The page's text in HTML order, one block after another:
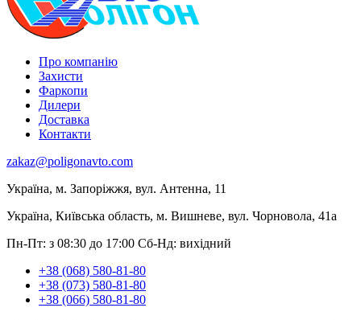
Про компанію
Захисти
Фаркопи
Дилери
Доставка
Контакти
zakaz@poligonavto.com
Україна, м. Запоріжжя, вул. Антенна, 11
Україна, Київська область, м. Вишневе, вул. Чорновола, 41а
Пн-Пт: з 08:30 до 17:00 Сб-Нд: вихідний
+38 (068) 580-81-80
+38 (073) 580-81-80
+38 (066) 580-81-80